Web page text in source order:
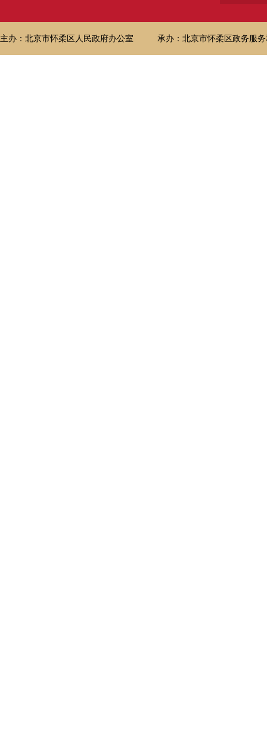
主办：北京市怀柔区人民政府办公室 承办：北京市怀柔区政务服